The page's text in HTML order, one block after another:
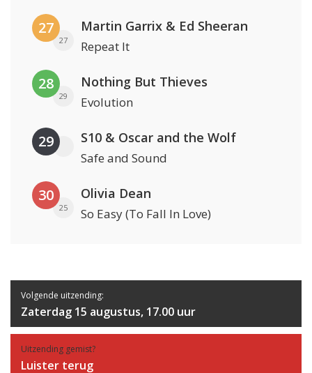
27
27
Martin Garrix & Ed Sheeran
Repeat It
28
29
Nothing But Thieves
Evolution
29 S10 & Oscar and the Wolf
Safe and Sound
30
25
Olivia Dean
So Easy (To Fall In Love)
Volgende uitzending:
Zaterdag 15 augustus, 17.00 uur
Uitzending gemist?
Luister terug